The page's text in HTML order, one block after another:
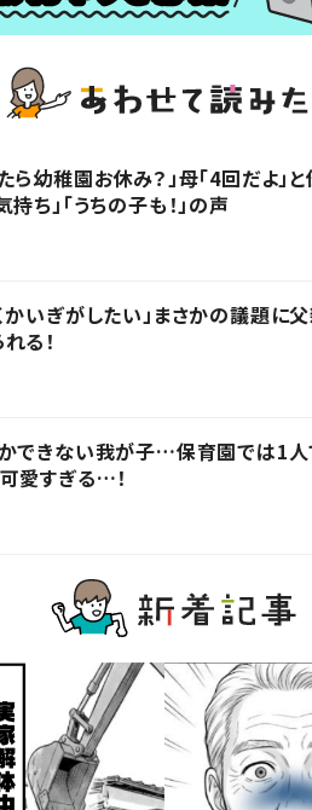
ら幼稚園お休み？」母「4回だよ
ち」「うちの子も！」の声
かいぎがしたい」まさかの議題に
る！
できない我が子…保育園では1人
愛すぎる…！